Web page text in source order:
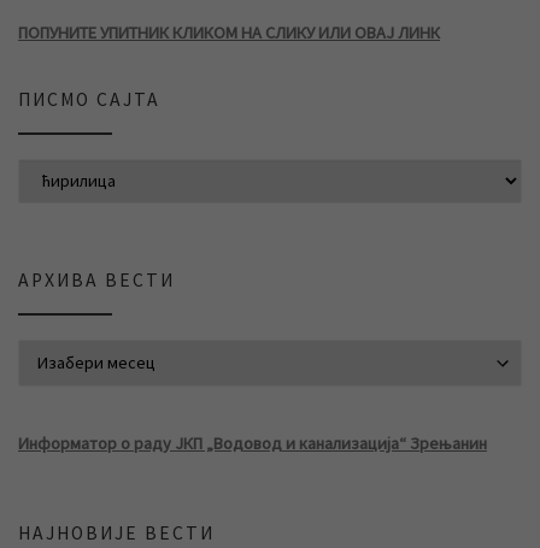
ПОПУНИТЕ УПИТНИК КЛИКОМ НА СЛИКУ ИЛИ ОВАЈ ЛИНК
ПИСМО САЈТА
АРХИВА ВЕСТИ
Информатор о раду ЈКП „Водовод и канализација“ Зрењанин
НАЈНОВИЈЕ ВЕСТИ